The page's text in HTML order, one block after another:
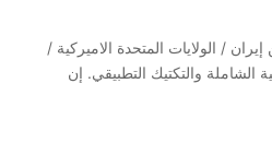
/ الولايات المتحدة الاميركية /
الشاملة والتكتيك التطبيقي. إن